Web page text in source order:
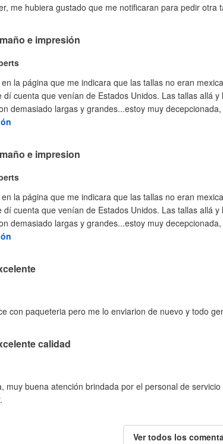
me hubiera gustado que me notificaran para pedir otra
e impresión
la página que me indicara que las tallas no eran
dí cuenta que venían de Estados Unidos. Las tallas allá
demasiado largas y grandes...estoy muy
e impresion
la página que me indicara que las tallas no eran
dí cuenta que venían de Estados Unidos. Las tallas allá
demasiado largas y grandes...estoy muy
con paqueteria pero me lo enviarion de nuevo y todo
calidad
muy buena atención brindada por el personal de
Ver todos los